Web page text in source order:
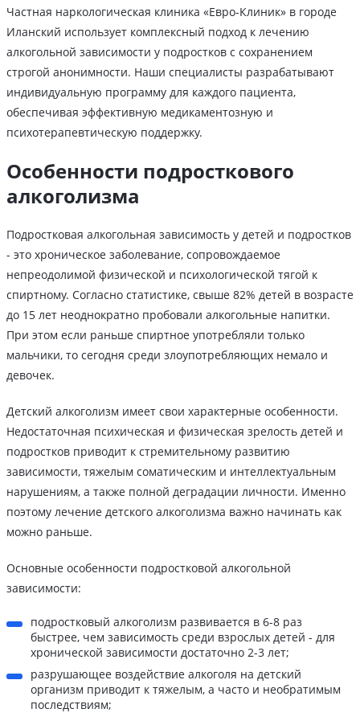
Частная наркологическая клиника «Евро-Клиник» в городе
Иланский использует комплексный подход к лечению
алкогольной зависимости у подростков с сохранением
строгой анонимности. Наши специалисты разрабатывают
индивидуальную программу для каждого пациента,
обеспечивая эффективную медикаментозную и
психотерапевтическую поддержку.
Особенности подросткового
алкоголизма
Подростковая алкогольная зависимость у детей и подростков
- это хроническое заболевание, сопровождаемое
непреодолимой физической и психологической тягой к
спиртному. Согласно статистике, свыше 82% детей в возрасте
до 15 лет неоднократно пробовали алкогольные напитки.
При этом если раньше спиртное употребляли только
мальчики, то сегодня среди злоупотребляющих немало и
девочек.
Детский алкоголизм имеет свои характерные особенности.
Недостаточная психическая и физическая зрелость детей и
подростков приводит к стремительному развитию
зависимости, тяжелым соматическим и интеллектуальным
нарушениям, а также полной деградации личности. Именно
поэтому лечение детского алкоголизма важно начинать как
можно раньше.
Основные особенности подростковой алкогольной
зависимости:
подростковый алкоголизм развивается в 6-8 раз
быстрее, чем зависимость среди взрослых детей - для
хронической зависимости достаточно 2-3 лет;
разрушающее воздействие алкоголя на детский
организм приводит к тяжелым, а часто и необратимым
последствиям;